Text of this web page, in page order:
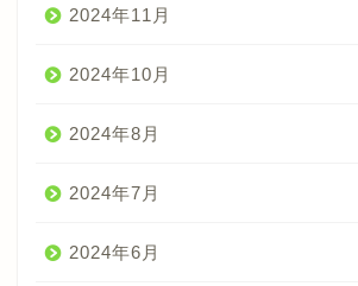
2024年11月
2024年10月
2024年8月
2024年7月
2024年6月